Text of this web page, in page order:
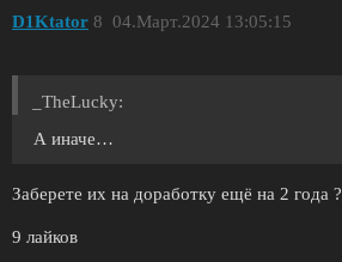
D1Ktator 04.Март.2024 13:05:15
8
_TheLucky:
А иначе…
Заберете их на доработку ещё на 2 года ?
9 лайков